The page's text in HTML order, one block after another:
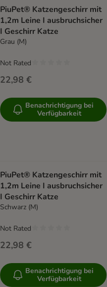
PiuPet® Katzengeschirr mit
1,2m Leine I ausbruchsicher
I Geschirr Katze
Grau (M)
22,98 €
Not Rated
Benachrichtigung bei
Verfügbarkeit
PiuPet® Katzengeschirr mit
1,2m Leine I ausbruchsicher
I Geschirr Katze
Schwarz (M)
22,98 €
Not Rated
Benachrichtigung bei
Verfügbarkeit